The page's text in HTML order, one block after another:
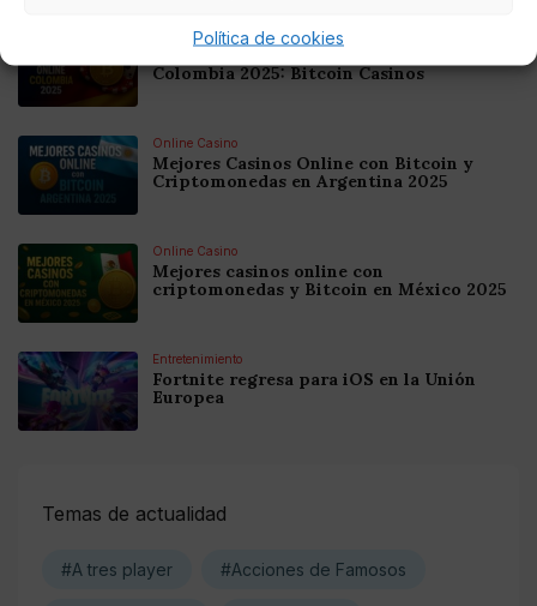
Política de cookies
Online Casino
Colombia 2025: Bitcoin Casinos
Online Casino
Mejores Casinos Online con Bitcoin y
Criptomonedas en Argentina 2025
Online Casino
Mejores casinos online con
criptomonedas y Bitcoin en México 2025
Entretenimiento
Fortnite regresa para iOS en la Unión
Europea
Temas de actualidad
#A tres player #Acciones de Famosos